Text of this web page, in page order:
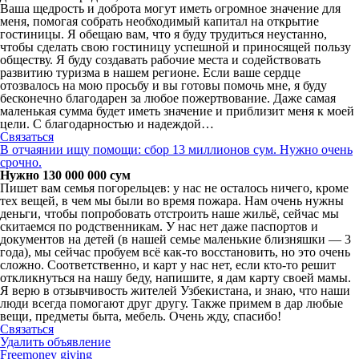
Ваша щедрость и доброта могут иметь огромное значение для
меня, помогая собрать необходимый капитал на открытие
гостиницы. Я обещаю вам, что я буду трудиться неустанно,
чтобы сделать свою гостиницу успешной и приносящей пользу
обществу. Я буду создавать рабочие места и содействовать
развитию туризма в нашем регионе. Если ваше сердце
отозвалось на мою просьбу и вы готовы помочь мне, я буду
бесконечно благодарен за любое пожертвование. Даже самая
маленькая сумма будет иметь значение и приблизит меня к моей
цели. С благодарностью и надеждой…
Связаться
В отчаянии ищу помощи: сбор 13 миллионов сум. Нужно очень
срочно.
Нужно 130 000 000 сум
Пишет вам семья погорельцев: у нас не осталось ничего, кроме
тех вещей, в чем мы были во время пожара. Нам очень нужны
деньги, чтобы попробовать отстроить наше жильё, сейчас мы
скитаемся по родственникам. У нас нет даже паспортов и
документов на детей (в нашей семье маленькие близняшки — 3
года), мы сейчас пробуем всё как-то восстановить, но это очень
сложно. Соответственно, и карт у нас нет, если кто-то решит
откликнуться на нашу беду, напишите, я дам карту своей мамы.
Я верю в отзывчивость жителей Узбекистана, и знаю, что наши
люди всегда помогают друг другу. Также примем в дар любые
вещи, предметы быта, мебель. Очень жду, спасибо!
Связаться
Удалить объявление
Freemoney giving